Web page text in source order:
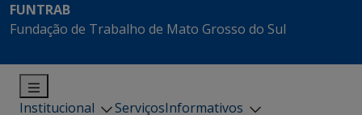
FUNTRAB
Fundação de Trabalho de Mato Grosso do Sul
Institucional ServiçosInformativos